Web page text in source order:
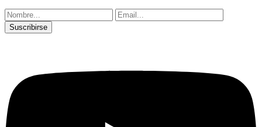
Suscribirse